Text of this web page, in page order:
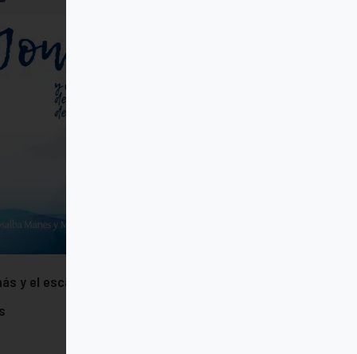
y el escándalo de la ternura de